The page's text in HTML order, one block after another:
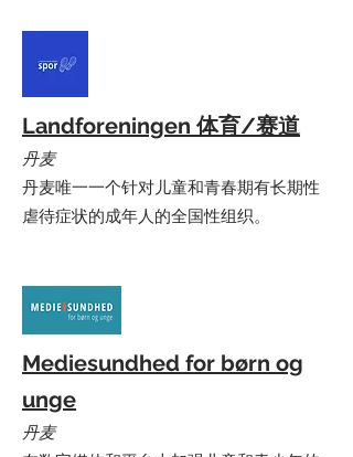
Landforeningen 体育/赛道
丹麦
丹麦唯一一个针对儿童和青春期有长期性
虐待症状的成年人的全国性组织。
Mediesundhed for børn og
unge
丹麦